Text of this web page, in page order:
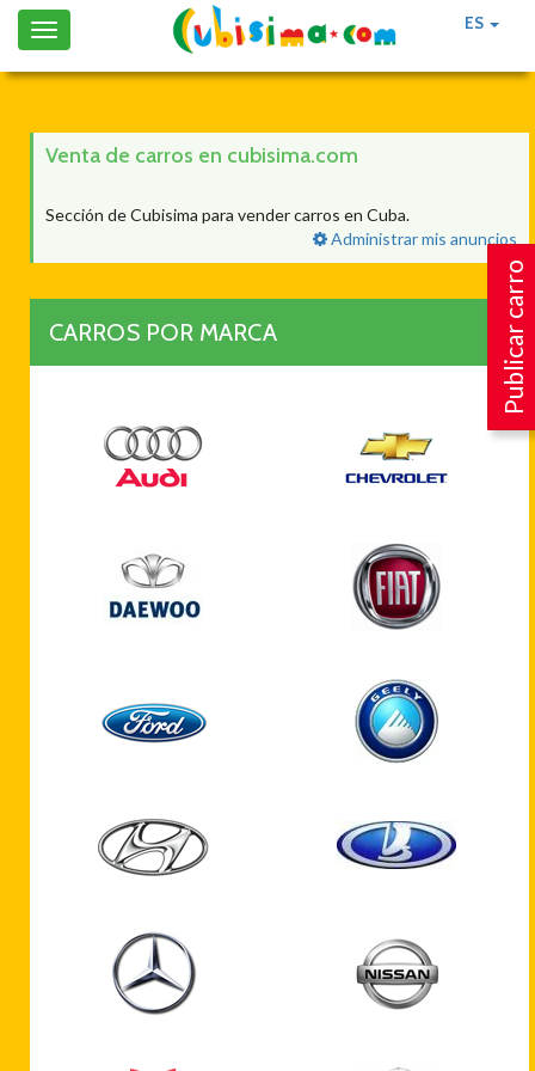
ES
Toggle
navigation
Publicar carro
Venta de carros en cubisima.com
Sección de Cubisima para vender carros en Cuba.
Administrar mis anuncios
CARROS POR MARCA